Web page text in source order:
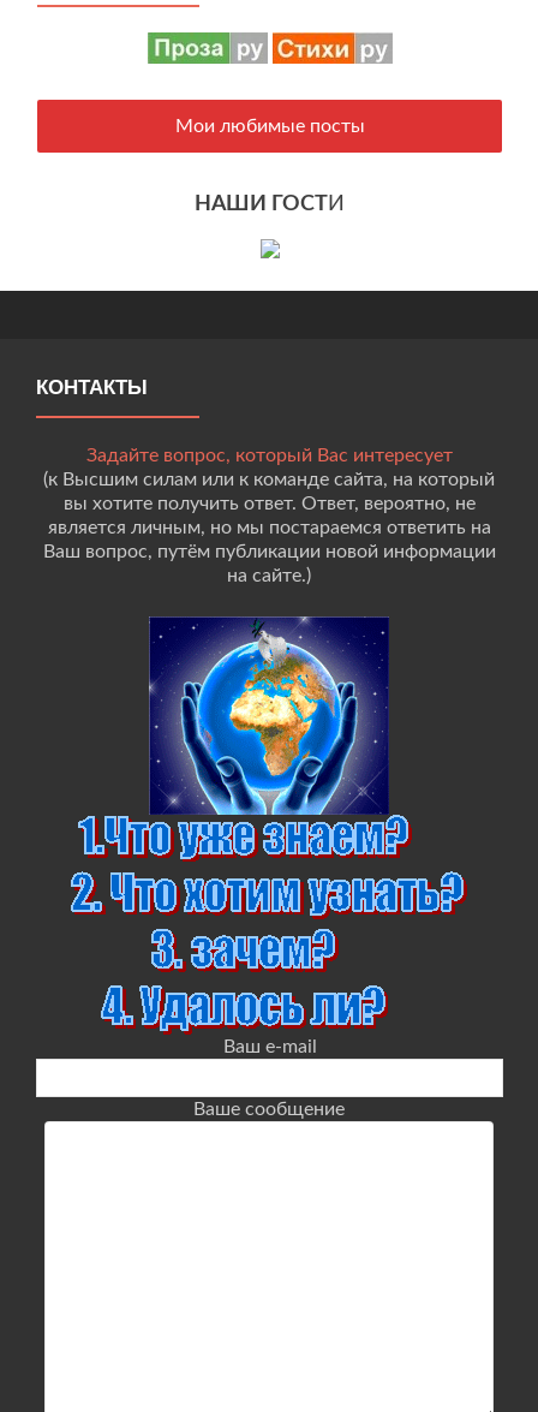
Мои любимые посты
НАШИ ГОСТИ
КОНТАКТЫ
Задайте вопрос, который Вас интересует
(к Высшим силам или к команде сайта, на который
вы хотите получить ответ. Ответ, вероятно, не
является личным, но мы постараемся ответить на
Ваш вопрос, путём публикации новой информации
на сайте.)
Ваш e-mail
Ваше сообщение